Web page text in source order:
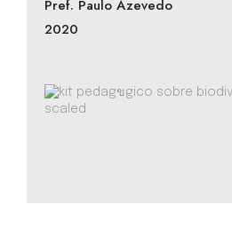
Pref. Paulo Azevedo
2020